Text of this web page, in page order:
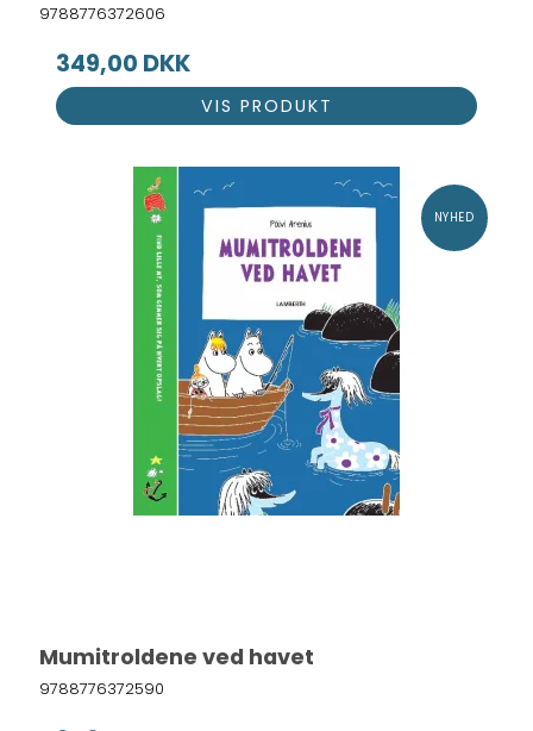
9788776372606
349,00 DKK
VIS PRODUKT
NYHED
Mumitroldene ved havet
9788776372590